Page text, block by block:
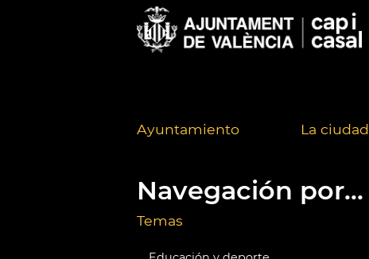
Ayuntamiento La ciudad
Navegación por...
Temas